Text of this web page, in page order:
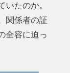
いたのか。
関係者の証
全容に迫っ